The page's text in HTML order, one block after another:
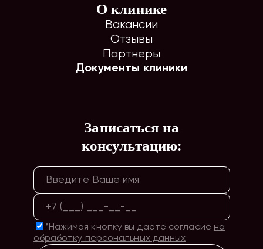
О клинике
Вакансии
Отзывы
Партнеры
Документы клиники
Записаться на
консультацию:
*Нажимая кнопку вы даёте согласие на
обработку персональных данных